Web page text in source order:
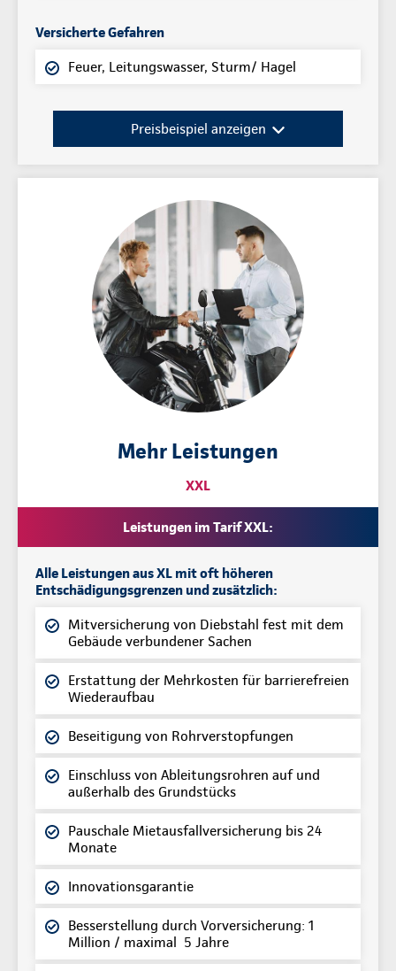
Versicherte Gefahren
Feuer, Leitungswasser, Sturm/ Hagel
Preisbeispiel anzeigen
Mehr Leistungen
XXL
Leistungen im Tarif XXL:
Alle Leistungen aus XL mit oft höheren
Entschädigungsgrenzen und zusätzlich:
Mitversicherung von Diebstahl fest mit dem
Gebäude verbundener Sachen
Erstattung der Mehrkosten für barrierefreien
Wiederaufbau
Beseitigung von Rohrverstopfungen
Einschluss von Ableitungsrohren auf und
außerhalb des Grundstücks
Pauschale Mietausfallversicherung bis 24
Monate
Innovationsgarantie
Besserstellung durch Vorversicherung: 1
Million / maximal 5 Jahre